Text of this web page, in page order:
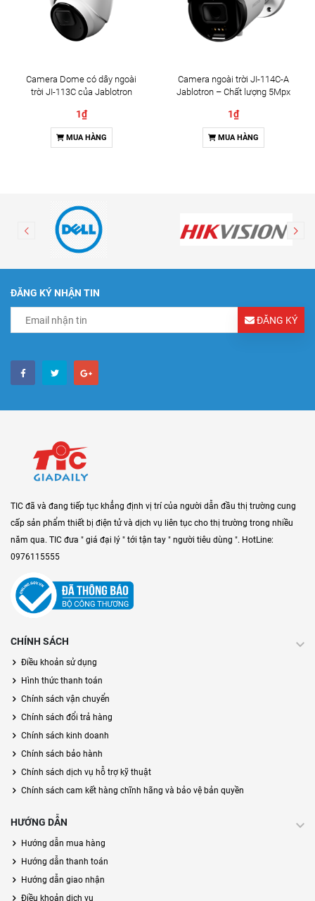
Camera Dome có dây ngoài
trời JI-113C của Jablotron
1₫
MUA HÀNG
Camera ngoài trời JI-114C-A
Jablotron – Chất lượng 5Mpx
1₫
MUA HÀNG
ĐĂNG KÝ NHẬN TIN
ĐĂNG KÝ
TIC đã và đang tiếp tục khẳng định vị trí của người dẫn đầu thị trường cung
cấp sản phẩm thiết bị điện tử và dịch vụ liên tục cho thị trường trong nhiều
năm qua. TIC đưa " giá đại lý " tới tận tay " người tiêu dùng ". HotLine:
0976115555
CHÍNH SÁCH
Điều khoản sử dụng
Hình thức thanh toán
Chính sách vận chuyển
Chính sách đổi trả hàng
Chính sách kinh doanh
Chính sách bảo hành
Chính sách dịch vụ hỗ trợ kỹ thuật
Chính sách cam kết hàng chĩnh hãng và bảo vệ bản quyền
HƯỚNG DẪN
Hướng dẫn mua hàng
Hướng dẫn thanh toán
Hướng dẫn giao nhận
Điều khoản dịch vụ